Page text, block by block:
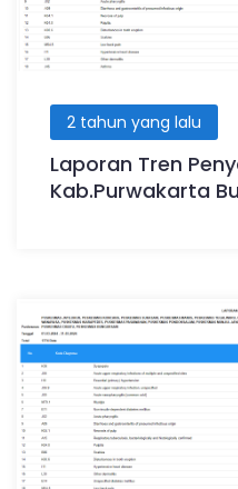
2 tahun yang lalu
Laporan Tren
Kab.Purwakarta